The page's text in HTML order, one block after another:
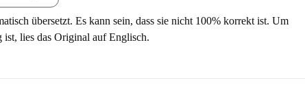
übersetzt. Es kann sein, dass sie nicht 100% korrekt ist. Um
ist, lies das Original auf Englisch.